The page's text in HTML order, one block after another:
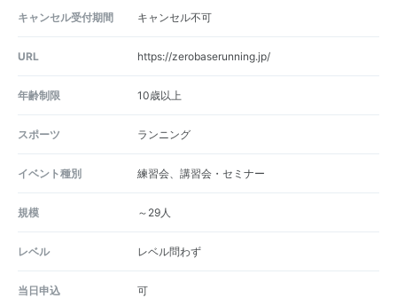
キャンセル受付期間 キャンセル不可
URL https://zerobaserunning.jp/
年齢制限 10歳以上
スポーツ ランニング
イベント種別 練習会、講習会・セミナー
規模 ～29人
レベル レベル問わず
当日申込 可